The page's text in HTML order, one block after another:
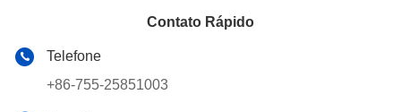
Contato Rápido
Telefone
+86-755-25851003